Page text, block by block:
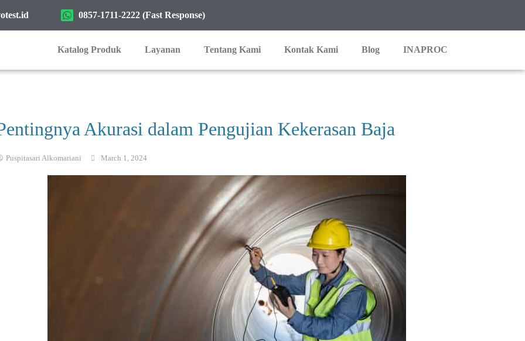
0857-1711-2222 (Fast Response)
Katalog Produk Layanan Tentang Kami Kontak Kami Blog INAPROC
Akurasi dalam Pengujian Kekerasan Baja
Puspitasari Alkomariani March 1, 2024